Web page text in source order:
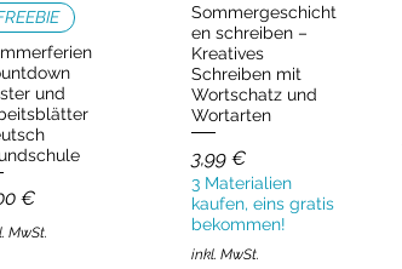
und
€
MwSt.
Schnellansicht
Sommergeschicht
en schreiben –
Kreatives
Schreiben mit
Wortschatz und
Wortarten
Preis
3,99 €
3 Materialien
kaufen, eins gratis
bekommen!
inkl. MwSt.